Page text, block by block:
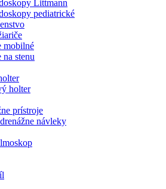
Littmann
pediatrické
mobilné
na stenu
holter
prístroje
návleky